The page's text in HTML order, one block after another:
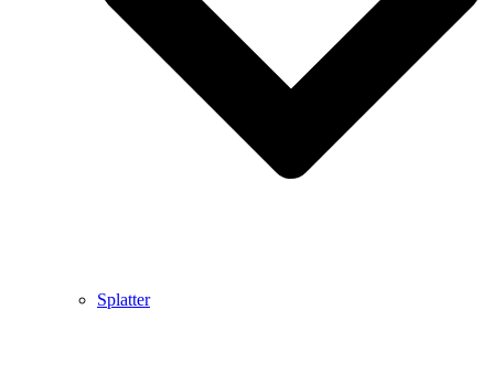
Splatter